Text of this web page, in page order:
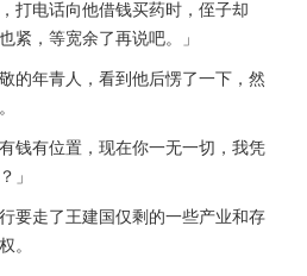
电话向他借钱买药时，侄子却
紧，等宽余了再说吧。」
年青人，看到他后愣了一下，然
有位置，现在你一无一切，我凭
」
走了王建国仅剩的一些产业和存
。